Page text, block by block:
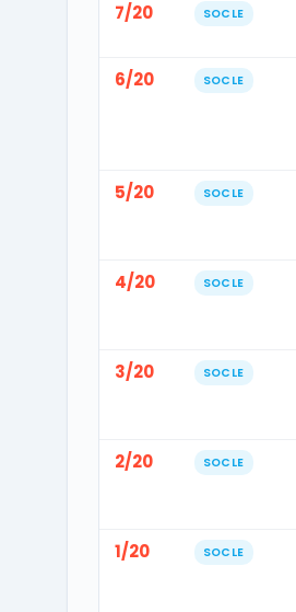
7/20 SOCLE
6/20 SOCLE
5/20 SOCLE
4/20 SOCLE
3/20 SOCLE
2/20 SOCLE
1/20 SOCLE